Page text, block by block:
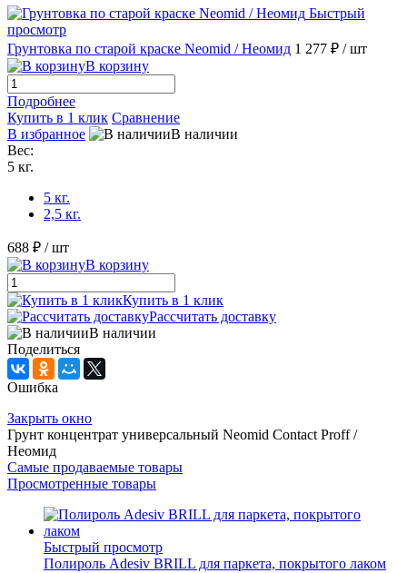
Быстрый
просмотр
Грунтовка по старой краске Neomid / Неомид 1 277 ₽ / шт
В корзину
Подробнее
Купить в 1 клик Сравнение
В избранное
В наличии
Вес:
5 кг.
5 кг.
2,5 кг.
688 ₽ / шт
В корзину
Купить в 1 клик
Рассчитать доставку
В наличии
Поделиться
Ошибка
Закрыть окно
Грунт концентрат универсальный Neomid Contact Proff /
Неомид
Самые продаваемые товары
Просмотренные товары
Быстрый просмотр
Полироль Adesiv BRILL для паркета, покрытого лаком